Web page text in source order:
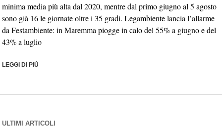
minima media più alta dal 2020, mentre dal primo giugno al 5 agosto
sono già 16 le giornate oltre i 35 gradi. Legambiente lancia l’allarme
da Festambiente: in Maremma piogge in calo del 55% a giugno e del
43% a luglio
LEGGI DI PIÙ
ULTIMI ARTICOLI